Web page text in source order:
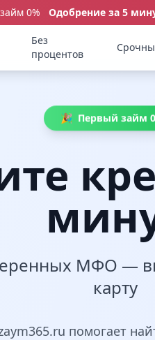
0% Одобрение за 5
Без
процентов
🎉 Первый займ
МФО —
карту
помогает